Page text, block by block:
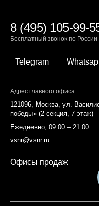
8 (495) 105-99-
Бесплатный звонок по России
Telegram
Адрес главного офиса
121096, Москва, ул.
победы» (2 секция, 7 этаж)
Ежедневно, 09:00 – 21:00
vsnr@vsnr.ru
Офисы продаж